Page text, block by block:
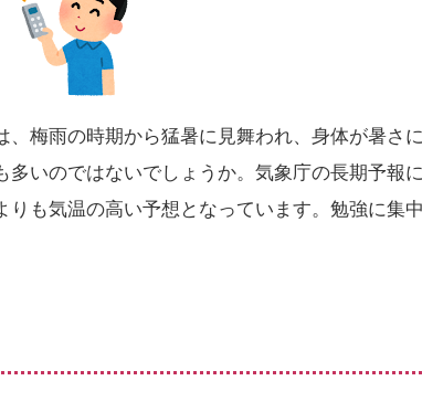
梅雨の時期から猛暑に見舞われ、身体が暑さ
多いのではないでしょうか。気象庁の長期予報
りも気温の高い予想となっています。勉強に集